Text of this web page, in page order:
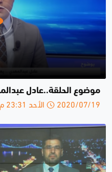
موضوع الحلقة..عادل
2020/07/19 الأحد 23:31 م